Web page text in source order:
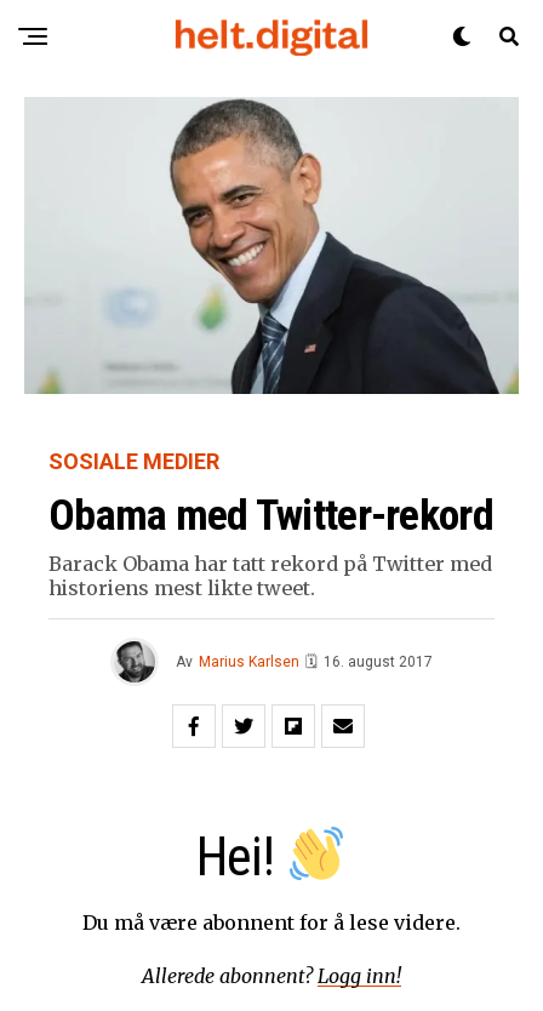
SOSIALE MEDIER
Obama med Twitter-rekord
Barack Obama har tatt rekord på Twitter med
historiens mest likte tweet.
Av Marius Karlsen 🗓 16. august 2017
Hei!
Du må være abonnent for å lese videre.
Allerede abonnent? Logg inn!